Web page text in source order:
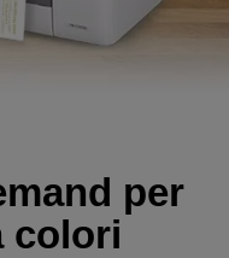
per
colori